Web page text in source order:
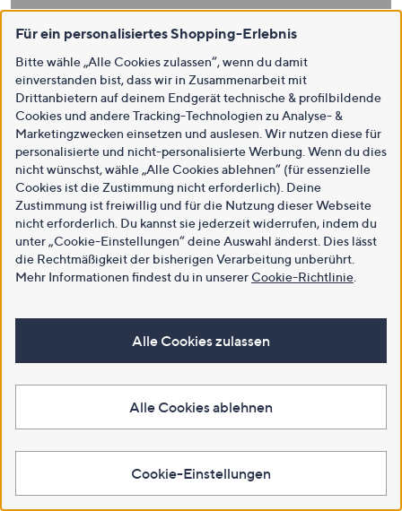
Für ein personalisiertes Shopping-Erlebnis
Bitte wähle „Alle Cookies zulassen“, wenn du damit
einverstanden bist, dass wir in Zusammenarbeit mit
Drittanbietern auf deinem Endgerät technische & profilbildende
Cookies und andere Tracking-Technologien zu Analyse- &
Marketingzwecken einsetzen und auslesen. Wir nutzen diese für
personalisierte und nicht-personalisierte Werbung. Wenn du dies
nicht wünschst, wähle „Alle Cookies ablehnen“ (für essenzielle
Cookies ist die Zustimmung nicht erforderlich). Deine
Zustimmung ist freiwillig und für die Nutzung dieser Webseite
nicht erforderlich. Du kannst sie jederzeit widerrufen, indem du
unter „Cookie-Einstellungen“ deine Auswahl änderst. Dies lässt
die Rechtmäßigkeit der bisherigen Verarbeitung unberührt.
Mehr Informationen findest du in unsererCookie-Richtlinie
Alle Cookies zulassen
Alle Cookies ablehnen
Cookie-Einstellungen